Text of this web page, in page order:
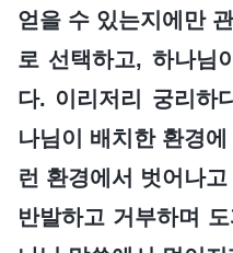
얻을 수 있는지에만
로 선택하고, 하나님
다. 이리저리 궁리하
나님이 배치한 환경
런 환경에서 벗어나
반발하고 거부하며